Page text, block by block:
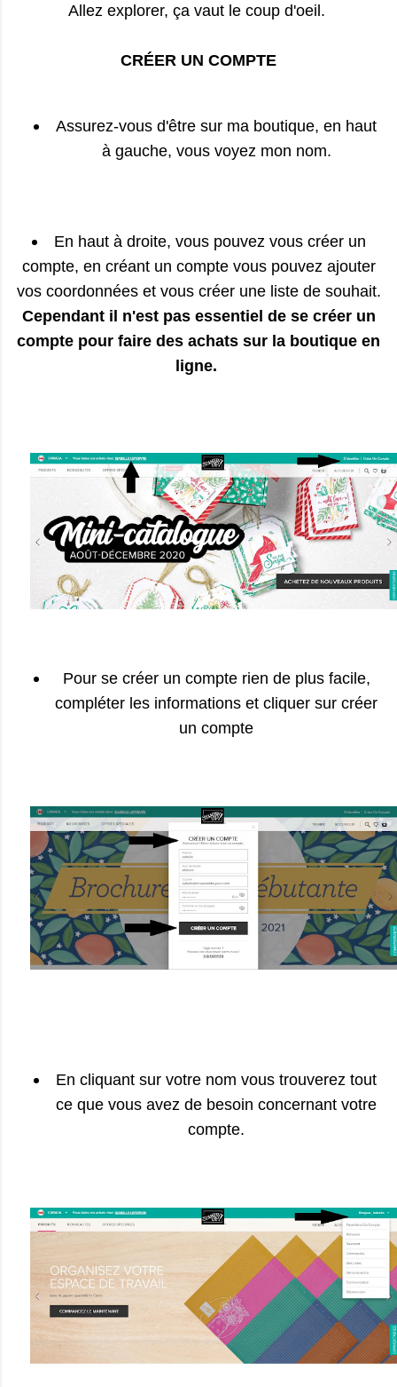
Allez explorer, ça vaut le coup d'oeil.
CRÉER UN COMPTE
Assurez-vous d'être sur ma boutique, en haut
à gauche, vous voyez mon nom.
En haut à droite, vous pouvez vous créer un
compte, en créant un compte vous pouvez ajouter
vos coordonnées et vous créer une liste de souhait.
Cependant il n'est pas essentiel de se créer un
compte pour faire des achats sur la boutique en
ligne.
Pour se créer un compte rien de plus facile,
compléter les informations et cliquer sur créer
un compte
En cliquant sur votre nom vous trouverez tout
ce que vous avez de besoin concernant votre
compte.